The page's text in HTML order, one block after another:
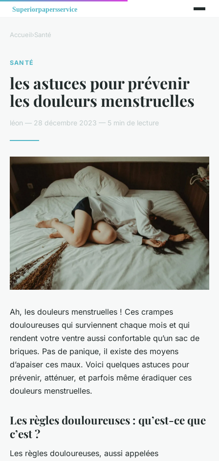
Accueil›Santé
SANTÉ
les astuces pour prévenir
les douleurs menstruelles
léon — 28 décembre 2023 — 5 min de lecture
Ah, les douleurs menstruelles ! Ces crampes
douloureuses qui surviennent chaque mois et qui
rendent votre ventre aussi confortable qu’un sac de
briques. Pas de panique, il existe des moyens
d’apaiser ces maux. Voici quelques astuces pour
prévenir, atténuer, et parfois même éradiquer ces
douleurs menstruelles.
Les règles douloureuses : qu’est-ce que
c’est ?
Les règles douloureuses, aussi appelées